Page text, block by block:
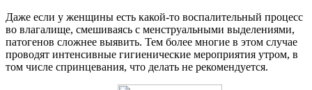
Даже если у женщины есть какой-то воспалительный процесс
во влагалище, смешиваясь с менструальными выделениями,
патогенов сложнее выявить. Тем более многие в этом случае
проводят интенсивные гигиенические мероприятия утром, в
том числе спринцевания, что делать не рекомендуется.